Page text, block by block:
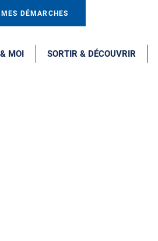
MES DÉMARCHES
MOI SORTIR & DÉCOUVRIR